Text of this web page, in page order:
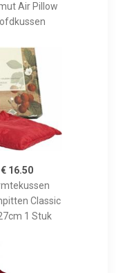
Air Pillow
€ 16.50
Classic
1 Stuk